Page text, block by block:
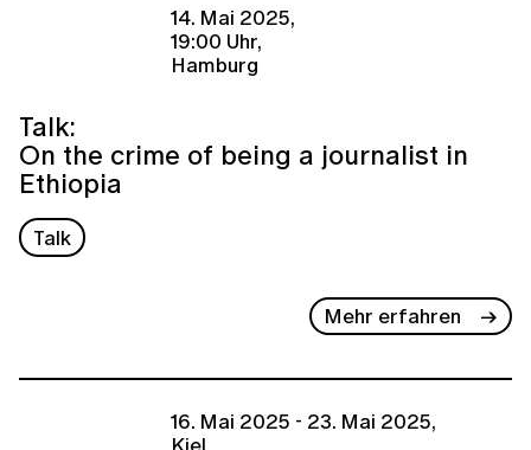
14. Mai 2025,
19:00 Uhr,
Hamburg
Talk:
On the crime of being a journalist in
Ethiopia
Talk
Mehr erfahren
16. Mai 2025 - 23. Mai 2025,